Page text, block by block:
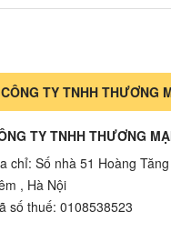
CÔNG TY TNHH THƯƠNG
TY TNHH THƯƠNG
chỉ: Số nhà 51 Hoàng
, Hà Nội
số thuế: 0108538523